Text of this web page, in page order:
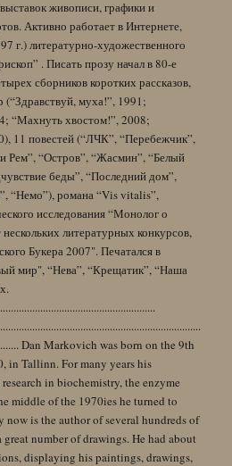
живописи, графики и
Активно работает в Интернете,
г.) литературно-художественного
. Писать прозу начал в 80-е
сборников коротких рассказов,
(“Здравствуй, муха!”, 1991;
“Махнуть хвостом!”, 2008;
11 повестей (“ЛЧК”, “Перебежчик”,
Рем”, “Остров”, “Жасмин”, “Белый
беды”, “Последний дом”,
“Немо”), романа “Vis vitalis”,
исследования “Монолог о
литературных конкурсов,
Букера 2007". Печатался в
мир", “Нева”, “Крещатик”, “Наша
Dan Markovich was born on the 9th
in Tallinn. For many years his
in biochemistry, the enzyme
middle of the 1970ies he turned to
now is the author of several hundreds of
number of drawings. He had about
displaying his paintings, drawings,